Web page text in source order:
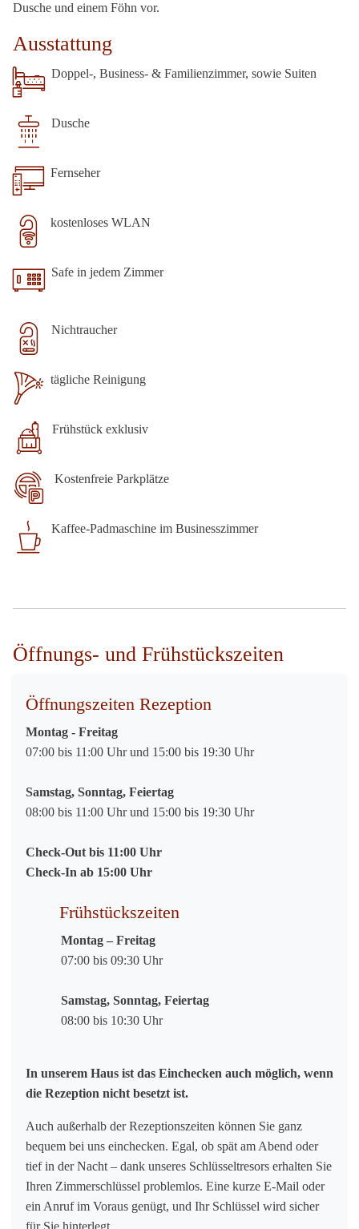
Dusche und einem Föhn vor.
Ausstattung
Doppel-, Business- & Familienzimmer, sowie Suiten
Dusche
Fernseher
kostenloses WLAN
Safe in jedem Zimmer
Nichtraucher
tägliche Reinigung
Frühstück exklusiv
Kostenfreie Parkplätze
Kaffee-Padmaschine im Businesszimmer
Öffnungs- und Frühstückszeiten
Öffnungszeiten Rezeption
Montag - Freitag
07:00 bis 11:00 Uhr und 15:00 bis 19:30 Uhr
Samstag, Sonntag, Feiertag
08:00 bis 11:00 Uhr und 15:00 bis 19:30 Uhr
Check-Out bis 11:00 Uhr
Check-In ab 15:00 Uhr
Frühstückszeiten
Montag – Freitag
07:00 bis 09:30 Uhr
Samstag, Sonntag, Feiertag
08:00 bis 10:30 Uhr
In unserem Haus ist das Einchecken auch möglich, wenn
die Rezeption nicht besetzt ist.
Auch außerhalb der Rezeptionszeiten können Sie ganz
bequem bei uns einchecken. Egal, ob spät am Abend oder
tief in der Nacht – dank unseres Schlüsseltresors erhalten Sie
Ihren Zimmerschlüssel problemlos. Eine kurze E-Mail oder
ein Anruf im Voraus genügt, und Ihr Schlüssel wird sicher
für Sie hinterlegt.